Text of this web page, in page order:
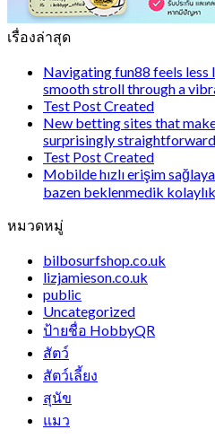
เรื่องล่าสุด
Navigating fun88 feels less
smooth stroll through a
Test Post Created
New betting sites that
surprisingly straightforward
Test Post Created
Mobilde hızlı erişim
bazen beklenmedik
หมวดหมู่
bilbosurfshop.co.uk
lizjamieson.co.uk
public
Uncategorized
ป้ายชื่อ HobbyQR
สัตว์
สัตว์เลี้ยง
สุนัข
แมว